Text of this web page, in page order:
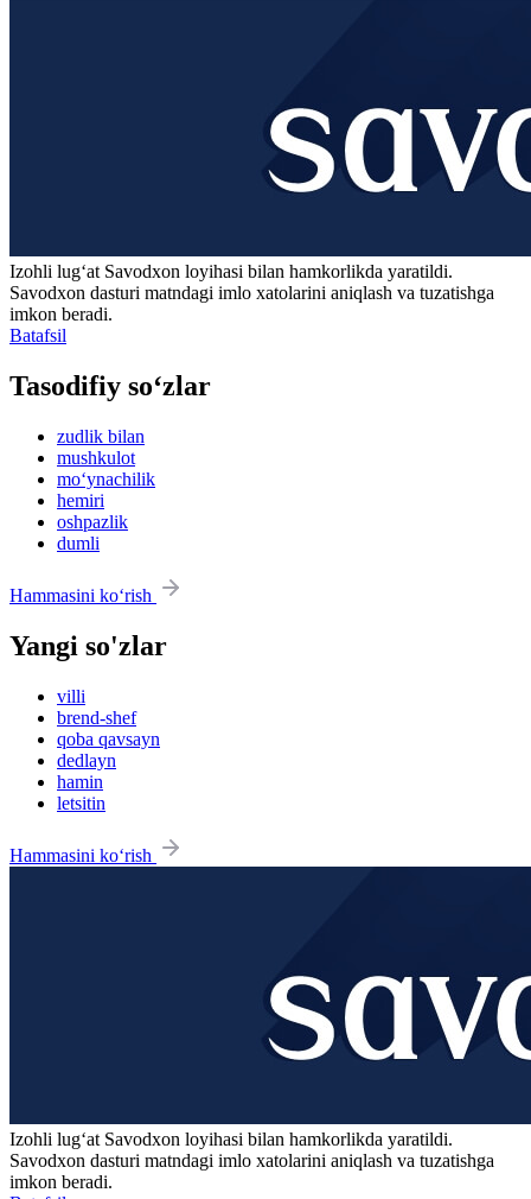
Izohli lugʻat Savodxon loyihasi bilan hamkorlikda yaratildi.
Savodxon dasturi matndagi imlo xatolarini aniqlash va tuzatishga
imkon beradi.
Batafsil
Tasodifiy so‘zlar
zudlik bilan
mushkulot
mo‘ynachilik
hemiri
oshpazlik
dumli
Hammasini ko‘rish
Yangi so'zlar
villi
brend-shef
qoba qavsayn
dedlayn
hamin
letsitin
Hammasini ko‘rish
Izohli lugʻat Savodxon loyihasi bilan hamkorlikda yaratildi.
Savodxon dasturi matndagi imlo xatolarini aniqlash va tuzatishga
imkon beradi.